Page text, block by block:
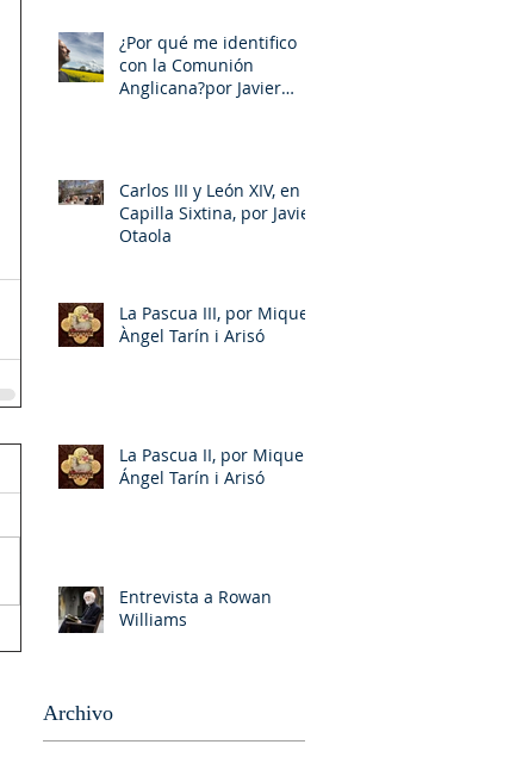
¿Por qué me identifico
con la Comunión
Anglicana?por Javier
Carlos III y León XIV, en la
Capilla Sixtina, por Javier
Otaola
La Pascua III, por Miquel-
Àngel Tarín i Arisó
La Pascua II, por Miquel-
Ángel Tarín i Arisó
Entrevista a Rowan
Williams
Archivo